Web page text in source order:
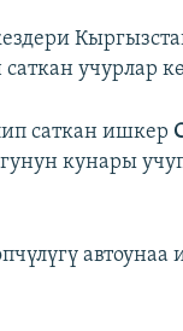
учурлар
саткан ишкер
кунары
автоунаа